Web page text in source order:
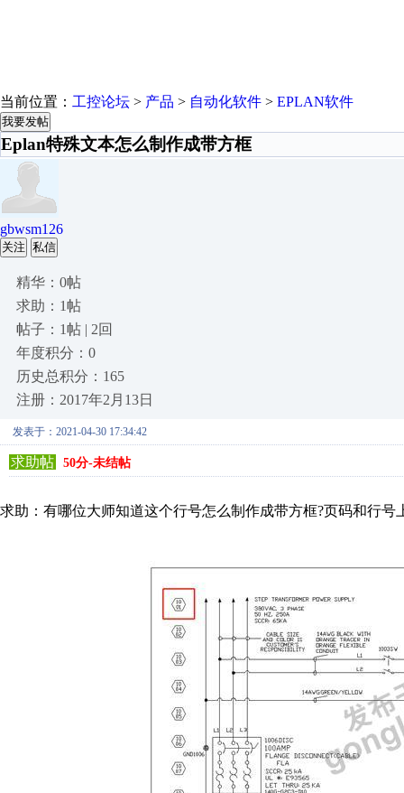
当前位置： 工控论坛 > 产品 > 自动化软件 > EPLAN软件
我要发帖
Eplan特殊文本怎么制作成带方框
gbwsm126
关注 私信
精华：0帖
求助：1帖
帖子：1帖 | 2回
年度积分：0
历史总积分：165
注册：2017年2月13日
发表于：2021-04-30 17:34:42
求助帖 50分-未结帖
求助：有哪位大师知道这个行号怎么制作成带方框?页码和行号